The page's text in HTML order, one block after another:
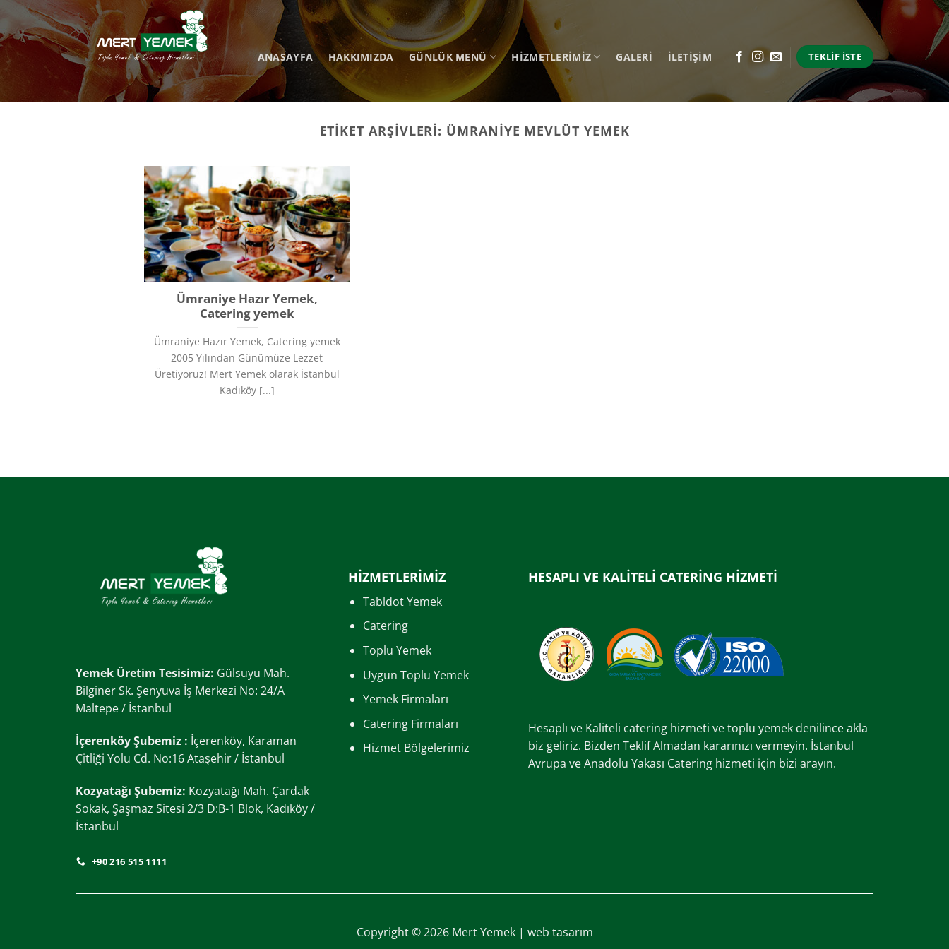
İçeriğe
ANASAYFA HAKKIMIZDA GÜNLÜK MENÜ HIZMETLERIMIZ GALERI İLETİŞİM TEKLIF İSTE
ETIKET ARŞIVLERI: ÜMRANIYE MEVLÜT YEMEK
Ümraniye Hazır Yemek,
Catering yemek
Ümraniye Hazır Yemek, Catering yemek
2005 Yılından Günümüze Lezzet
Üretiyoruz!​ Mert Yemek olarak İstanbul
Kadıköy [...]
Yemek Üretim Tesisimiz: Gülsuyu Mah.
Bilginer Sk. Şenyuva İş Merkezi No: 24/A
Maltepe / İstanbul
İçerenköy Şubemiz : İçerenköy, Karaman
Çitliği Yolu Cd. No:16 Ataşehir / İstanbul
Kozyatağı Şubemiz: Kozyatağı Mah. Çardak
Sokak, Şaşmaz Sitesi 2/3 D:B-1 Blok, Kadıköy /
İstanbul
+90 216 515 1111
HİZMETLERİMİZ
Tabldot Yemek
Catering
Toplu Yemek
Uygun Toplu Yemek
Yemek Firmaları
Catering Firmaları
Hizmet Bölgelerimiz
HESAPLI VE KALİTELİ CATERİNG HİZMETİ
Hesaplı ve Kaliteli catering hizmeti ve toplu yemek denilince akla
biz geliriz. Bizden Teklif Almadan kararınızı vermeyin. İstanbul
Avrupa ve Anadolu Yakası Catering hizmeti için bizi arayın.
Copyright © 2026 Mert Yemek | web tasarım